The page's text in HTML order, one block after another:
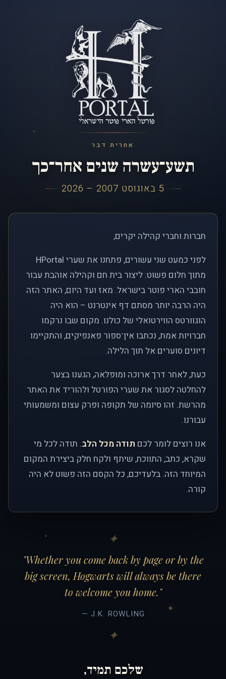
אחרית דבר
תשע־עשרה שנים אחר־כך
5 באוגוסט 2007 – 2026
חברות וחברי קהילה יקרים,
לפני כמעט שני עשורים, פתחנו את שערי HPortal
מתוך חלום פשוט: ליצור בית חם וקהילה אוהבת עבור
חובבי הארי פוטר בישראל. מאז ועד היום, האתר הזה
היה הרבה יותר מסתם דף אינטרנט – הוא היה
הוגוורטס הווירטואלי של כולנו. מקום שבו נרקמו
חברויות אמת, נכתבו אין־ספור פאנפיקים, והתקיימו
דיונים סוערים אל תוך הלילה.
כעת, לאחר דרך ארוכה ומופלאה, הגענו בצער
להחלטה לסגור את שערי הפורטל ולהוריד את האתר
מהרשת. זהו סיומה של תקופה ופרק עצום ומשמעותי
עבורנו.
אנו רוצים לומר לכם תודה מכל הלב. תודה לכל מי
שקרא, כתב, התווכח, שיתף ולקח חלק ביצירת המקום
המיוחד הזה. בלעדיכם, כל הקסם הזה פשוט לא היה
קורה.
"Whether you come back by page or by the
big screen, Hogwarts will always be there
to welcome you home."
— J.K. ROWLING
שלכם תמיד,